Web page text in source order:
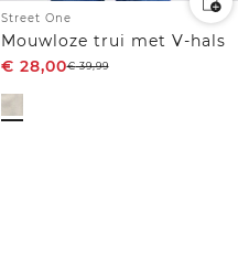
Street One
Mouwloze trui met V-hals
€ 28,00€39,99